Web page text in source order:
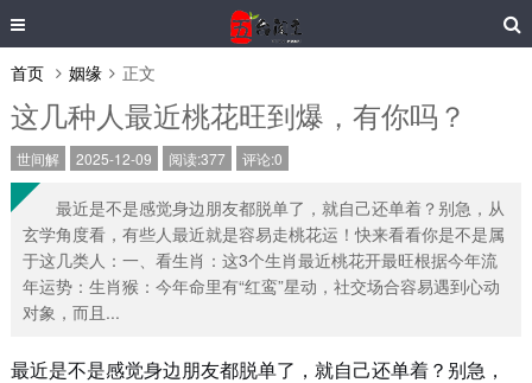
首页 姻缘 正文
这几种人最近桃花旺到爆，有你吗？
世间解 2025-12-09 阅读:377 评论:0
最近是不是感觉身边朋友都脱单了，就自己还单着？别急，从
玄学角度看，有些人最近就是容易走桃花运！快来看看你是不是属
于这几类人：一、看生肖：这3个生肖最近桃花开最旺根据今年流
年运势：生肖猴：今年命里有“红鸾”星动，社交场合容易遇到心动
对象，而且...
最近是不是感觉身边朋友都脱单了，就自己还单着？别急，